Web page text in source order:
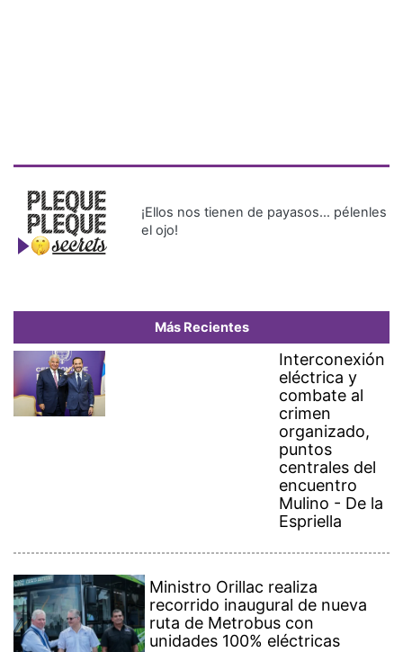
¡Ellos nos tienen de payasos… pélenles
el ojo!
Más Recientes
Interconexión
eléctrica y
combate al
crimen
organizado,
puntos
centrales del
encuentro
Mulino - De la
Espriella
Ministro Orillac realiza
recorrido inaugural de nueva
ruta de Metrobus con
unidades 100% eléctricas